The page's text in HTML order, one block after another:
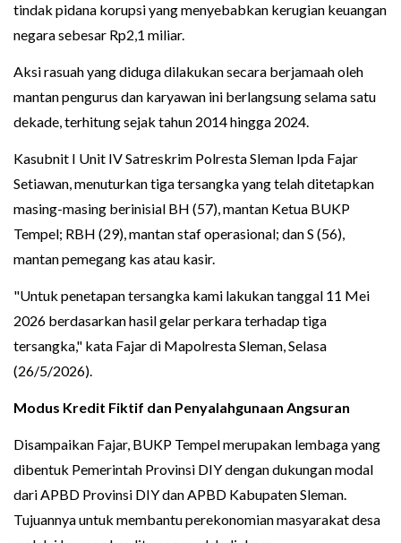
tindak pidana korupsi yang menyebabkan kerugian keuangan
negara sebesar Rp2,1 miliar.
Aksi rasuah yang diduga dilakukan secara berjamaah oleh
mantan pengurus dan karyawan ini berlangsung selama satu
dekade, terhitung sejak tahun 2014 hingga 2024.
Kasubnit I Unit IV Satreskrim Polresta Sleman Ipda Fajar
Setiawan, menuturkan tiga tersangka yang telah ditetapkan
masing-masing berinisial BH (57), mantan Ketua BUKP
Tempel; RBH (29), mantan staf operasional; dan S (56),
mantan pemegang kas atau kasir.
"Untuk penetapan tersangka kami lakukan tanggal 11 Mei
2026 berdasarkan hasil gelar perkara terhadap tiga
tersangka," kata Fajar di Mapolresta Sleman, Selasa
(26/5/2026).
Modus Kredit Fiktif dan Penyalahgunaan Angsuran
Disampaikan Fajar, BUKP Tempel merupakan lembaga yang
dibentuk Pemerintah Provinsi DIY dengan dukungan modal
dari APBD Provinsi DIY dan APBD Kabupaten Sleman.
Tujuannya untuk membantu perekonomian masyarakat desa